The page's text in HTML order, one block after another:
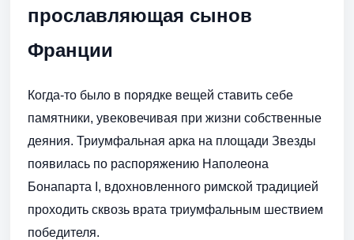
прославляющая сынов
Франции
Когда-то было в порядке вещей ставить себе
памятники, увековечивая при жизни собственные
деяния. Триумфальная арка на площади Звезды
появилась по распоряжению Наполеона
Бонапарта I, вдохновленного римской традицией
проходить сквозь врата триумфальным шествием
победителя.